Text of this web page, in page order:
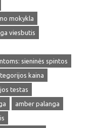
mokykla
viesbutis
sieninės spintos
kaina
testas
amber palanga